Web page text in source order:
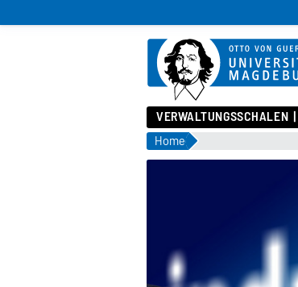
VERWALTUNGSSCHALEN
Home